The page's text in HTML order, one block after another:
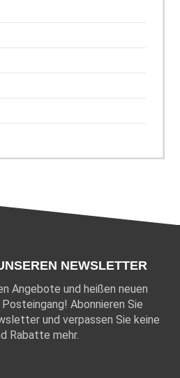
NEWSLETTER
Angebote und heißen neuen
Abonnieren Sie
und verpassen Sie keine
Rabatte mehr.